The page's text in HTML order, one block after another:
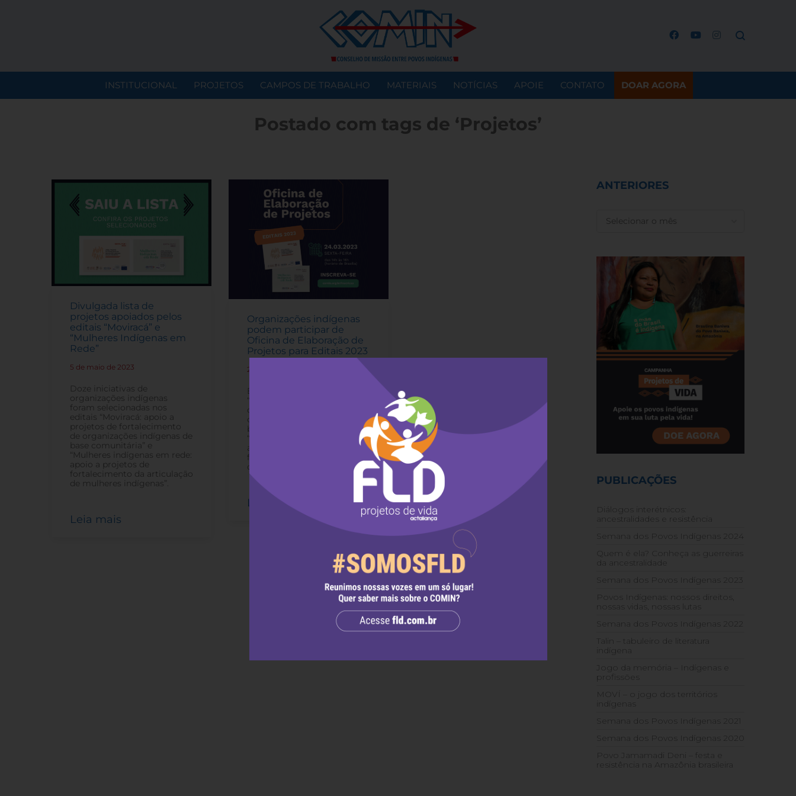
INSTITUCIONAL PROJETOS CAMPOS DE TRABALHO MATERIAIS NOTÍCIAS APOIE CONTATO DOAR AGORA
Postado com tags de ‘Projetos’
Divulgada lista de
projetos apoiados pelos
editais “Moviracá” e
“Mulheres Indígenas em
Rede”
5 de maio de 2023
Doze iniciativas de
organizações indígenas
foram selecionadas nos
editais “Moviracá: apoio a
projetos de fortalecimento
de organizações indígenas de
base comunitária” e
“Mulheres indígenas em rede:
apoio a projetos de
fortalecimento da articulação
de mulheres indígenas”.
Leia mais
Organizações indígenas
podem participar de
Oficina de Elaboração de
Projetos para Editais 2023
21 de março de 2023
Estão abertos os editais
“Moviracá: apoio a projetos
de fortalecimento de
organizações indígenas de
“Mulheres indígenas em rede:
apoio a projetos de
fortalecimento da articulação
de mulheres indígenas“.Pficin
Leia mais
ANTERIORES
PUBLICAÇÕES
Diálogos interétnicos:
ancestralidades e resistência
Semana dos Povos Indígenas 2024
Quem é ela? Conheça as guerreiras
da ancestralidade
Semana dos Povos Indígenas 2023
Povos Indígenas: nossos direitos,
nossas vidas, nossas lutas
Semana dos Povos Indígenas 2022
Talin – tabuleiro de literatura
indígena
Jogo da memória – Indígenas e
profissões
MOVÍ – o jogo dos territórios
indígenas
Semana dos Povos Indígenas 2021
Semana dos Povos Indígenas 2020
Povo Jamamadi Deni – festa e
resistência na Amazônia brasileira